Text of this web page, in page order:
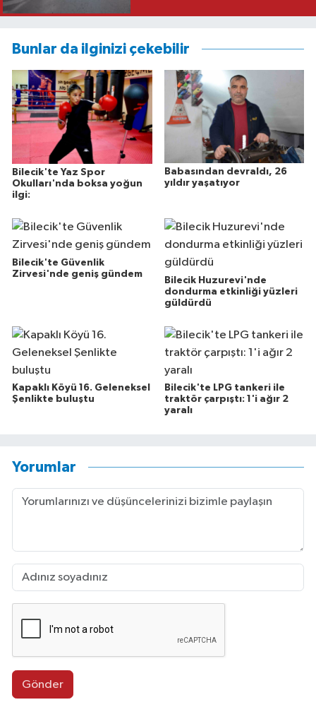
Bunlar da ilginizi çekebilir
Bilecik'te Yaz Spor
Okulları'nda boksa yoğun
ilgi:
Babasından devraldı, 26
yıldır yaşatıyor
Bilecik'te Güvenlik
Zirvesi'nde geniş gündem
Bilecik Huzurevi'nde
dondurma etkinliği yüzleri
güldürdü
Kapaklı Köyü 16. Geleneksel
Şenlikte buluştu
Bilecik'te LPG tankeri ile
traktör çarpıştı: 1'i ağır 2
yaralı
Yorumlar
Gönder